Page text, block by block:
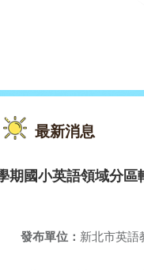
最新消息
期國小英語領域分區
發布單位： 新北市英語